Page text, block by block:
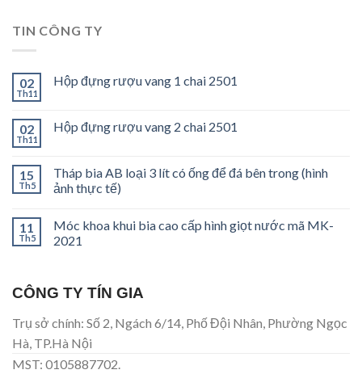
TIN CÔNG TY
02
Th11
Hộp đựng rượu vang 1 chai 2501
02
Th11
Hộp đựng rượu vang 2 chai 2501
15
Th5
Tháp bia AB loại 3 lít có ống để đá bên trong (hình
ảnh thực tế)
11
Th5
Móc khoa khui bia cao cấp hình giọt nước mã MK-
2021
CÔNG TY TÍN GIA
Trụ sở chính: Số 2, Ngách 6/14, Phố Đội Nhân, Phường Ngọc
Hà, TP.Hà Nội
MST: 0105887702.